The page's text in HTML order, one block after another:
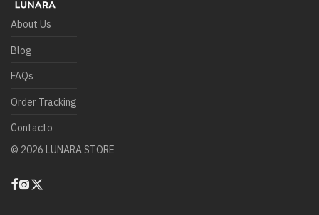
About Us
Blog
FAQs
Order Tracking
Contacto
© 2026 LUNARA STORE